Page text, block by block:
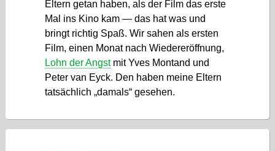
Eltern getan haben, als der Film das erste
Mal ins Kino kam — das hat was und
bringt richtig Spaß. Wir sahen als ersten
Film, einen Monat nach Wiedereröffnung,
Lohn der Angstmit Yves Montand und
Peter van Eyck. Den haben meine Eltern
tatsächlich „damals“ gesehen.